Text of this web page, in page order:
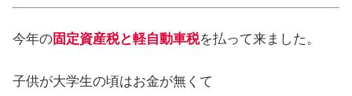
今年の固定資産税と軽自動車税を払って来ました。
子供が大学生の頃はお金が無くて